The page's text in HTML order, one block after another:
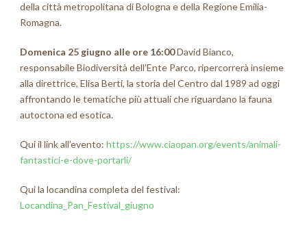
della città metropolitana di Bologna e della Regione Emilia-
Romagna.
Domenica 25 giugno alle ore 16:00David Bianco,
responsabile Biodiversità dell’Ente Parco, ripercorrerà insieme
alla direttrice, Elisa Berti, la storia del Centro dal 1989 ad oggi
affrontando le tematiche più attuali che riguardano la fauna
autoctona ed esotica.
Qui il link all’evento: https://www.ciaopan.org/events/animali-
fantastici-e-dove-portarli/
Qui la locandina completa del festival:
Locandina_Pan_Festival_giugno